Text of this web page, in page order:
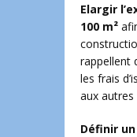
Elargir
100 m²
rappellent
les frais
aux
Définir